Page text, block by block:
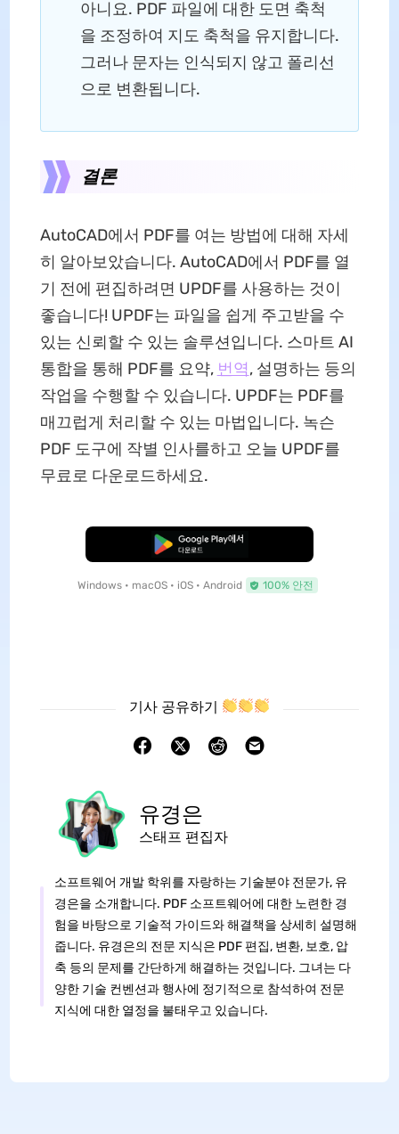
아니요. PDF 파일에 대한 도면 축척
을 조정하여 지도 축척을 유지합니다.
그러나 문자는 인식되지 않고 폴리선
으로 변환됩니다.
결론
AutoCAD에서 PDF를 여는 방법에 대해 자세
히 알아보았습니다. AutoCAD에서 PDF를 열
기 전에 편집하려면 UPDF를 사용하는 것이
좋습니다! UPDF는 파일을 쉽게 주고받을 수
있는 신뢰할 수 있는 솔루션입니다. 스마트 AI
통합을 통해 PDF를 요약, 번역, 설명하는 등의
작업을 수행할 수 있습니다. UPDF는 PDF를
매끄럽게 처리할 수 있는 마법입니다. 녹슨
PDF 도구에 작별 인사를하고 오늘 UPDF를
무료로 다운로드하세요.
무료로 다운로드
Windows • macOS • iOS • Android 100% 안전
기사 공유하기
유경은
스태프 편집자
소프트웨어 개발 학위를 자랑하는 기술분야 전문가, 유
경은을 소개합니다. PDF 소프트웨어에 대한 노련한 경
험을 바탕으로 기술적 가이드와 해결책을 상세히 설명해
줍니다. 유경은의 전문 지식은 PDF 편집, 변환, 보호, 압
축 등의 문제를 간단하게 해결하는 것입니다. 그녀는 다
양한 기술 컨벤션과 행사에 정기적으로 참석하여 전문
지식에 대한 열정을 불태우고 있습니다.